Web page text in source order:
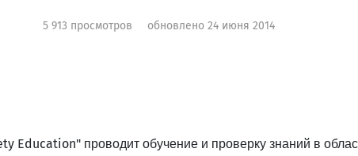
5 913 просмотров обновлено 24 июня 2014
Education" проводит обучение и проверку знаний в